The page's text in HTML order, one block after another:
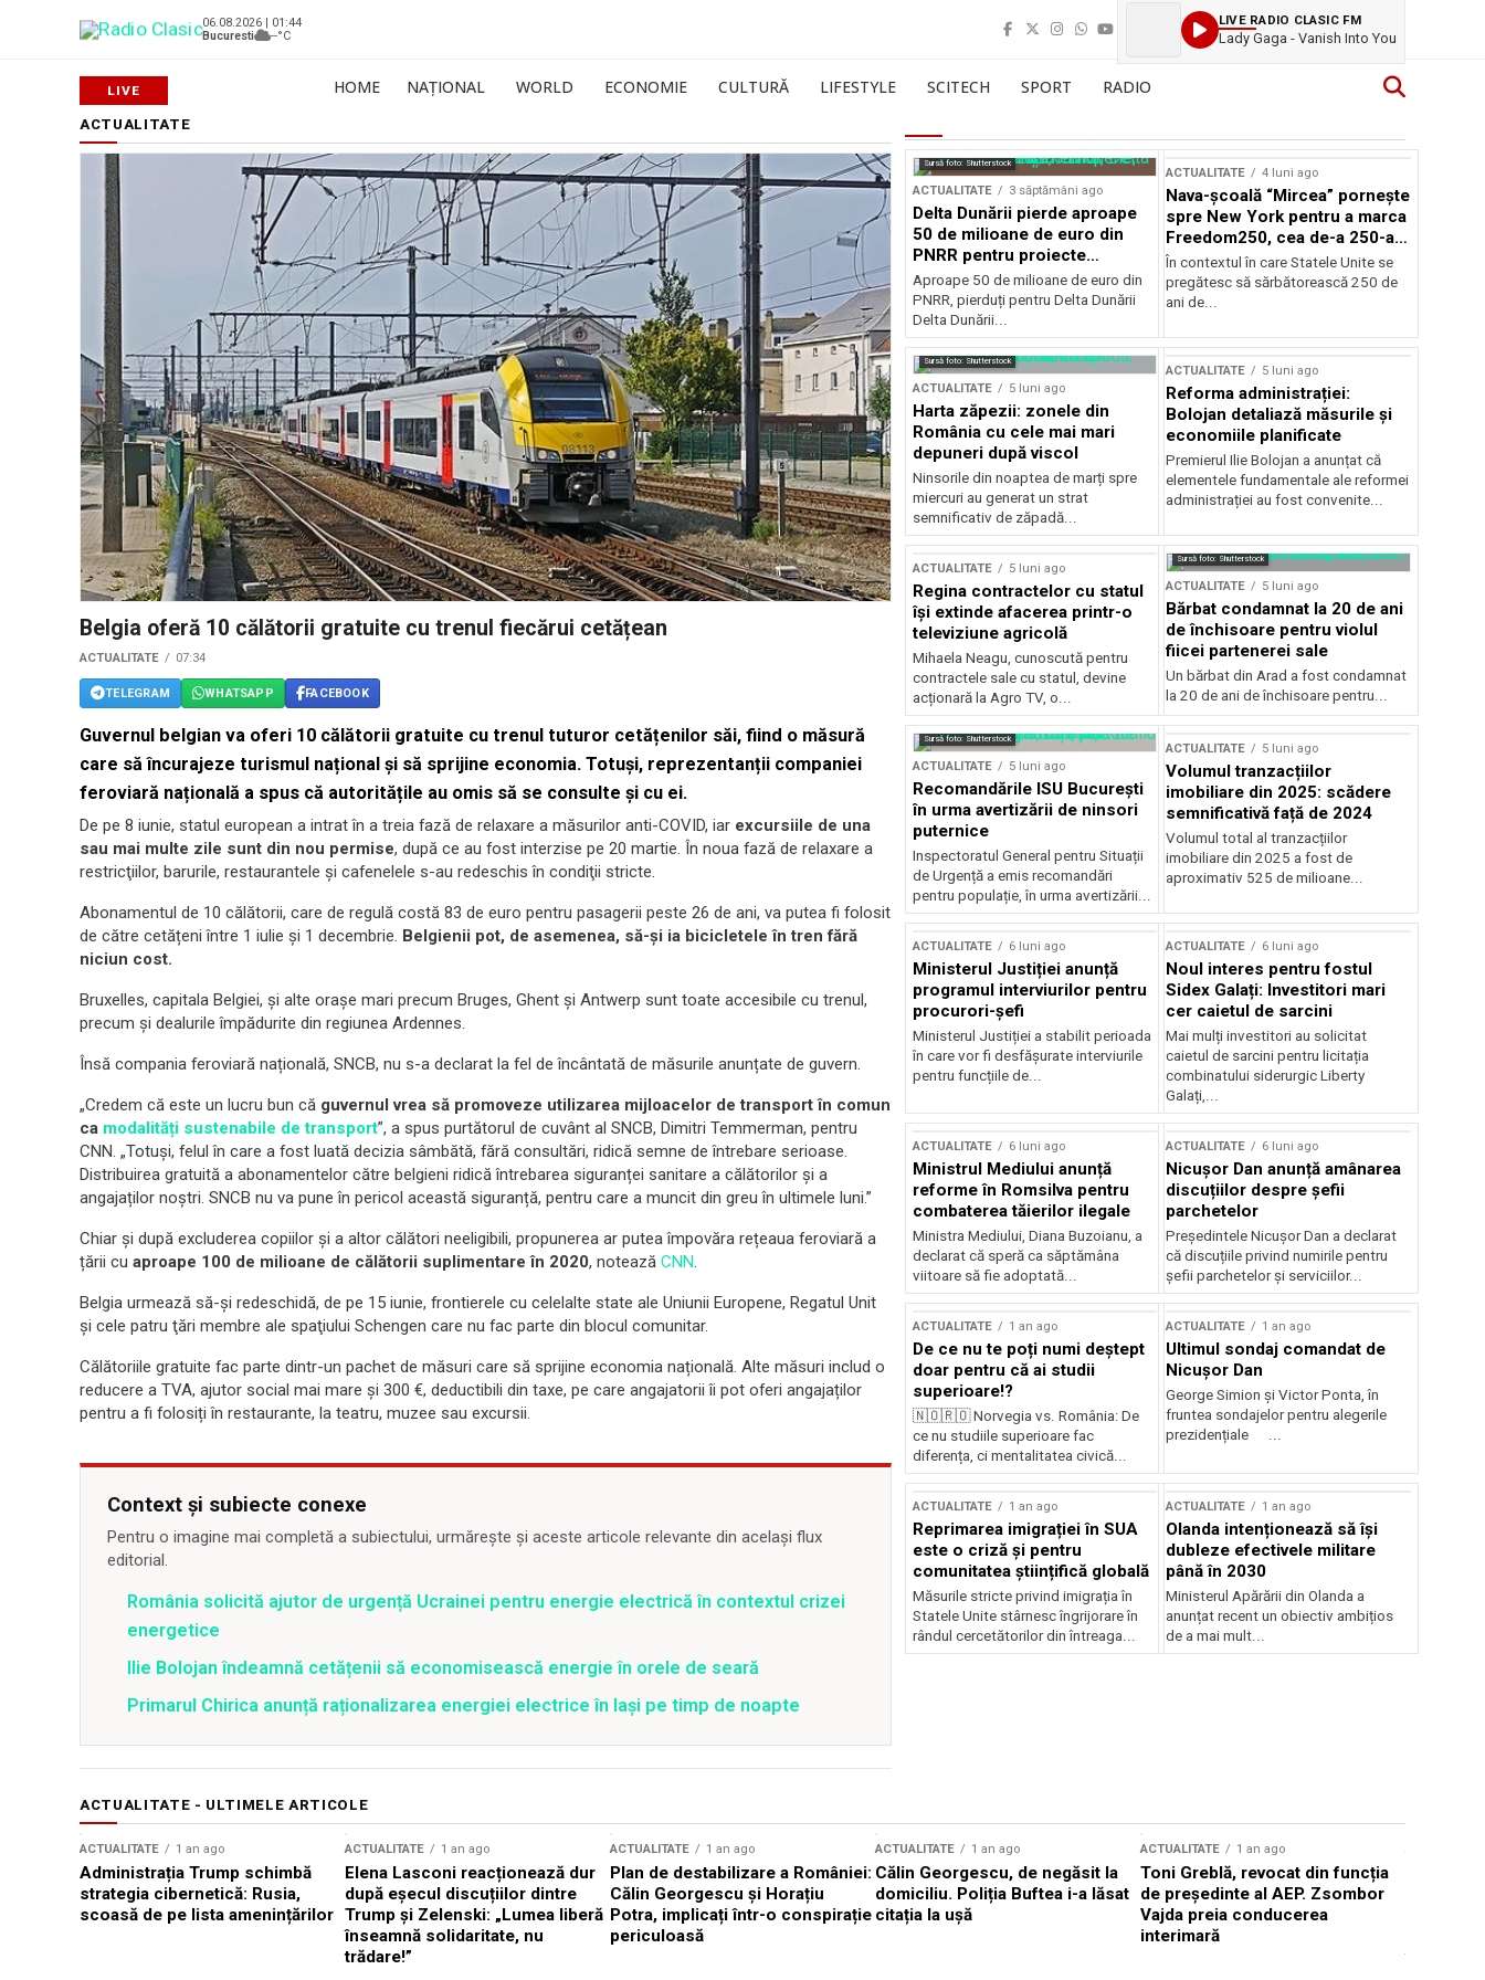
06.08.2026 | 01:44
Bucuresti
--°C
LIVE RADIO CLASIC FM
Lady Gaga - Vanish Into You
HOME NAȚIONAL WORLD ECONOMIE CULTURĂ LIFESTYLE SCITECH SPORT RADIO
ACTUALITATE
Belgia oferă 10 călătorii gratuite cu trenul fiecărui cetățean
ACTUALITATE 07:34
TELEGRAM WHATSAPP FACEBOOK
Guvernul belgian va oferi 10 călătorii gratuite cu trenul tuturor cetățenilor săi, fiind o măsură
care să încurajeze turismul național și să sprijine economia. Totuși, reprezentanții companiei
feroviară națională a spus că autoritățile au omis să se consulte și cu ei.
De pe 8 iunie, statul european a intrat în a treia fază de relaxare a măsurilor anti-COVID, iar excursiile de una
sau mai multe zile sunt din nou permise, după ce au fost interzise pe 20 martie. În noua fază de relaxare a
restricţiilor, barurile, restaurantele și cafenelele s-au redeschis în condiţii stricte.
Abonamentul de 10 călătorii, care de regulă costă 83 de euro pentru pasagerii peste 26 de ani, va putea fi folosit
de către cetățeni între 1 iulie și 1 decembrie. Belgienii pot, de asemenea, să-și ia bicicletele în tren fără
niciun cost.
Bruxelles, capitala Belgiei, și alte orașe mari precum Bruges, Ghent și Antwerp sunt toate accesibile cu trenul,
precum și dealurile împădurite din regiunea Ardennes.
Însă compania feroviară națională, SNCB, nu s-a declarat la fel de încântată de măsurile anunțate de guvern.
„Credem că este un lucru bun că guvernul vrea să promoveze utilizarea mijloacelor de transport în comun
ca modalități sustenabile de transport”, a spus purtătorul de cuvânt al SNCB, Dimitri Temmerman, pentru
CNN. „Totuși, felul în care a fost luată decizia sâmbătă, fără consultări, ridică semne de întrebare serioase.
Distribuirea gratuită a abonamentelor către belgieni ridică întrebarea siguranței sanitare a călătorilor și a
angajaților noștri. SNCB nu va pune în pericol această siguranță, pentru care a muncit din greu în ultimele luni.”
Chiar și după excluderea copiilor și a altor călători neeligibili, propunerea ar putea împovăra rețeaua feroviară a
țării cu aproape 100 de milioane de călătorii suplimentare în 2020, notează CNN.
Belgia urmează să-și redeschidă, de pe 15 iunie, frontierele cu celelalte state ale Uniunii Europene, Regatul Unit
şi cele patru ţări membre ale spaţiului Schengen care nu fac parte din blocul comunitar.
Călătoriile gratuite fac parte dintr-un pachet de măsuri care să sprijine economia națională. Alte măsuri includ o
reducere a TVA, ajutor social mai mare și 300 €, deductibili din taxe, pe care angajatorii îi pot oferi angajaților
pentru a fi folosiți în restaurante, la teatru, muzee sau excursii.
Context și subiecte conexe
Pentru o imagine mai completă a subiectului, urmărește și aceste articole relevante din același flux
editorial.
România solicită ajutor de urgență Ucrainei pentru energie electrică în contextul crizei
energetice
Ilie Bolojan îndeamnă cetățenii să economisească energie în orele de seară
Primarul Chirica anunță raționalizarea energiei electrice în Iași pe timp de noapte
Sursă foto: Shutterstock
ACTUALITATE 3 săptămâni ago
Delta Dunării pierde aproape
50 de milioane de euro din
PNRR pentru proiecte
esențiale
Aproape 50 de milioane de euro din
PNRR, pierduți pentru Delta Dunării
Delta Dunării...
ACTUALITATE 4 luni ago
Nava-școală “Mircea” pornește
spre New York pentru a marca
Freedom250, cea de-a 250-a
aniversare a Statelor Unite
În contextul în care Statele Unite se
pregătesc să sărbătorească 250 de
ani de...
Sursă foto: Shutterstock
ACTUALITATE 5 luni ago
Harta zăpezii: zonele din
România cu cele mai mari
depuneri după viscol
Ninsorile din noaptea de marți spre
miercuri au generat un strat
semnificativ de zăpadă...
ACTUALITATE 5 luni ago
Reforma administrației:
Bolojan detaliază măsurile și
economiile planificate
Premierul Ilie Bolojan a anunțat că
elementele fundamentale ale reformei
administrației au fost convenite...
ACTUALITATE 5 luni ago
Regina contractelor cu statul
își extinde afacerea printr-o
televiziune agricolă
Mihaela Neagu, cunoscută pentru
contractele sale cu statul, devine
acționară la Agro TV, o...
Sursă foto: Shutterstock
ACTUALITATE 5 luni ago
Bărbat condamnat la 20 de ani
de închisoare pentru violul
fiicei partenerei sale
Un bărbat din Arad a fost condamnat
la 20 de ani de închisoare pentru...
Sursă foto: Shutterstock
ACTUALITATE 5 luni ago
Recomandările ISU București
în urma avertizării de ninsori
puternice
Inspectoratul General pentru Situații
de Urgență a emis recomandări
pentru populație, în urma avertizării...
ACTUALITATE 5 luni ago
Volumul tranzacțiilor
imobiliare din 2025: scădere
semnificativă față de 2024
Volumul total al tranzacțiilor
imobiliare din 2025 a fost de
aproximativ 525 de milioane...
ACTUALITATE 6 luni ago
Ministerul Justiției anunță
programul interviurilor pentru
procurori-șefi
Ministerul Justiției a stabilit perioada
în care vor fi desfășurate interviurile
pentru funcțiile de...
ACTUALITATE 6 luni ago
Noul interes pentru fostul
Sidex Galați: Investitori mari
cer caietul de sarcini
Mai mulți investitori au solicitat
caietul de sarcini pentru licitația
combinatului siderurgic Liberty
Galați,...
ACTUALITATE 6 luni ago
Ministrul Mediului anunță
reforme în Romsilva pentru
combaterea tăierilor ilegale
Ministra Mediului, Diana Buzoianu, a
declarat că speră ca săptămâna
viitoare să fie adoptată...
ACTUALITATE 6 luni ago
Nicușor Dan anunță amânarea
discuțiilor despre șefii
parchetelor
Președintele Nicușor Dan a declarat
că discuțiile privind numirile pentru
șefii parchetelor și serviciilor...
ACTUALITATE 1 an ago
De ce nu te poți numi deștept
doar pentru că ai studii
superioare!?
🇳🇴🇷🇴 Norvegia vs. România: De
ce nu studiile superioare fac
diferența, ci mentalitatea civică...
ACTUALITATE 1 an ago
Ultimul sondaj comandat de
Nicușor Dan
George Simion și Victor Ponta, în
fruntea sondajelor pentru alegerile
prezidențiale ...
ACTUALITATE 1 an ago
Reprimarea imigrației în SUA
este o criză și pentru
comunitatea științifică globală
Măsurile stricte privind imigrația în
Statele Unite stârnesc îngrijorare în
rândul cercetătorilor din întreaga...
ACTUALITATE 1 an ago
Olanda intenționează să își
dubleze efectivele militare
până în 2030
Ministerul Apărării din Olanda a
anunțat recent un obiectiv ambițios
de a mai mult...
ACTUALITATE - ULTIMELE ARTICOLE
ACTUALITATE 1 an ago
Administrația Trump schimbă
strategia cibernetică: Rusia,
scoasă de pe lista amenințărilor
ACTUALITATE 1 an ago
Elena Lasconi reacționează dur
după eșecul discuțiilor dintre
Trump și Zelenski: „Lumea liberă
înseamnă solidaritate, nu
trădare!”
ACTUALITATE 1 an ago
Plan de destabilizare a României:
Călin Georgescu și Horațiu
Potra, implicați într-o conspirație
periculoasă
ACTUALITATE 1 an ago
Călin Georgescu, de negăsit la
domiciliu. Poliția Buftea i-a lăsat
citația la ușă
ACTUALITATE 1 an ago
Toni Greblă, revocat din funcția
de președinte al AEP. Zsombor
Vajda preia conducerea
interimară